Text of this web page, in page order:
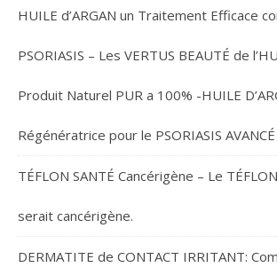
HUILE d’ARGAN un Traitement Efficace
PSORIASIS – Les VERTUS BEAUTÉ de
Produit Naturel PUR a 100% -HUILE
Régénératrice pour le PSORIASIS AVANCÉ
TÉFLON SANTÉ Cancérigène – Le
serait cancérigène.
DERMATITE de CONTACT IRRITANT: